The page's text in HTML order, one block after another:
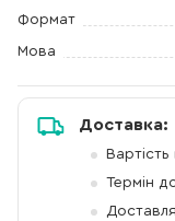
Формат
Мова
Доставка:
Термін